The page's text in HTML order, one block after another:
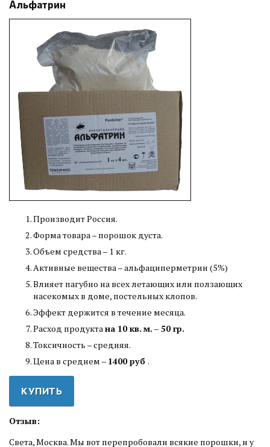
Альфатрин
Производит Россия.
Форма товара – порошок дуста.
Объем средства – 1 кг.
Активные вещества – альфациперметрин (5%)
Влияет пагубно на всех летающих или ползающих
насекомых в доме, постельных клопов.
Эффект держится в течение месяца.
Расход продукта на 10 кв. м. – 50 гр.
Токсичность – средняя.
Цена в среднем – 1400 руб .
КУПИТЬ
Отзыв:
Света, Москва. Мы вот перепробовали всякие порошки, и у